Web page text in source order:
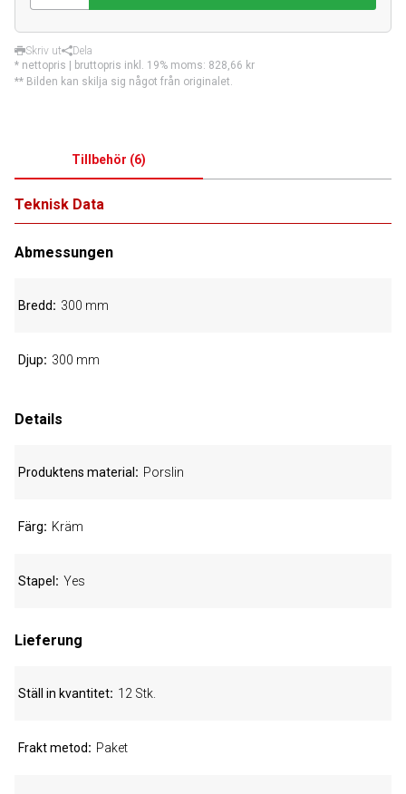
Skriv ut
Dela
* nettopris | bruttopris inkl. 19% moms: 828,66 kr
** Bilden kan skilja sig något från originalet.
Tillbehör (6)
Teknisk Data
Abmessungen
Bredd 300 mm
Djup 300 mm
Details
Produktens material Porslin
Färg Kräm
Stapel Yes
Lieferung
Ställ in kvantitet 12 Stk.
Frakt metod Paket